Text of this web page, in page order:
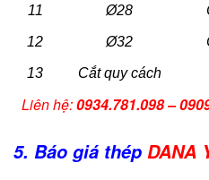
11 Ø28
12 Ø32
13 Cắt quy cách
Liên hệ:0934.781.098 –
5. Báo giá thép DANA